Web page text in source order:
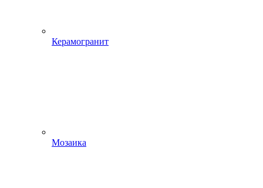
Керамогранит
Мозаика